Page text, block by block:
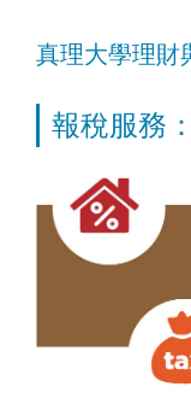
真理大學理財
報稅服務